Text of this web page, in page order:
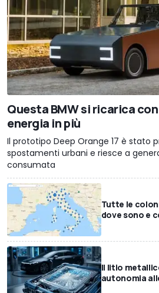
Questa BMW si ricarica
energia in più
Il prototipo Deep Orange 17 è stato
spostamenti urbani e riesce a
consumata
Tutte le
dove sono e
Il litio
autonomia